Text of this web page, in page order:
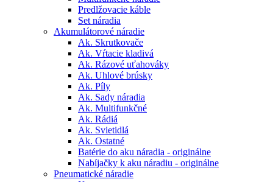
Predlžovacie káble
Set náradia
Akumulátorové náradie
Ak. Skrutkovače
Ak. Vŕtacie kladivá
Ak. Rázové uťahováky
Ak. Uhlové brúsky
Ak. Píly
Ak. Sady náradia
Ak. Multifunkčné
Ak. Rádiá
Ak. Svietidlá
Ak. Ostatné
Batérie do aku náradia - originálne
Nabíjačky k aku náradiu - originálne
Pneumatické náradie